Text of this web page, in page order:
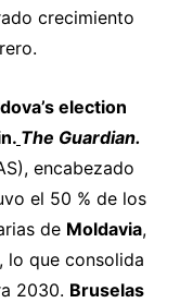
crecimiento
election
The Guardian.
encabezado
el 50 % de los
de Moldavia,
lo que consolida
2030. Bruselas